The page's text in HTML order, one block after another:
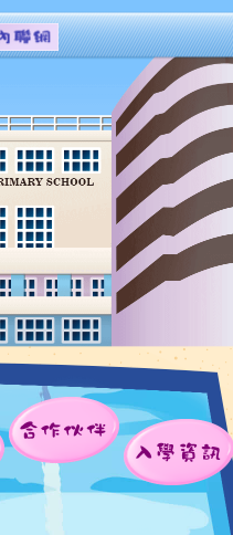
合作伙伴
入學資訊